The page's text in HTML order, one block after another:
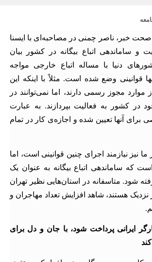
خبر، ناصر چمنی در مصاحبه‌ای با ایسنا
ساماندهی اتباع بیگانه در کشور بیان
دنیا با مساله اتباع خارجی مواجه
قوانینی وضع شده است. مثلاً با اینکه این
موارد مجوز رسمی دارند، اما نمی‌توانند در
در کشور به فعالیت بپردازند. به عبارت
برای آنها تعیین شده و اجازه‌ی کار در تمام
ما نیز نیازمند اجرای چنین قوانینی است، اما
که ساماندهی اتباع بیگانه به عنوان یک
شود. متاسفانه در استان‌هایی نظیر تهران
هستند، شاهد افزایش تعداد مهاجران و
ایرانی پرداخت شود، با جان و دل برای